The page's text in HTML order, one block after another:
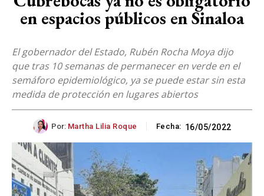
en espacios públicos en Sinaloa
El gobernador del Estado, Rubén Rocha Moya dijo
que tras 10 semanas de permanecer en verde en el
semáforo epidemiológico, ya se puede estar sin esta
medida de protección en lugares abiertos
Por: Martha Lilia Roque Fecha: 16/05/2022